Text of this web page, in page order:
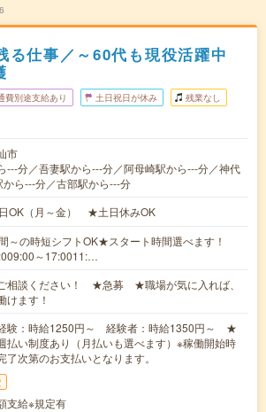
る仕事／～60代も現役活躍中
費別途支給あり 土日祝日が休み 残業なし
市
---分／吾妻駅から---分／阿母崎駅から---分／神代
から---分／古部駅から---分
OK（月～金） ★土日休みOK
～の時短シフトOK★スタート時間選べます！
～17:0011:…
相談ください！ ★急募 ★職場が気に入れば、
けます！
験：時給1250円～ 経験者：時給1350円～ ★
払い制度あり（月払いも選べます）※稼働開始時
了次第のお支払いとなります。
支給※規定有